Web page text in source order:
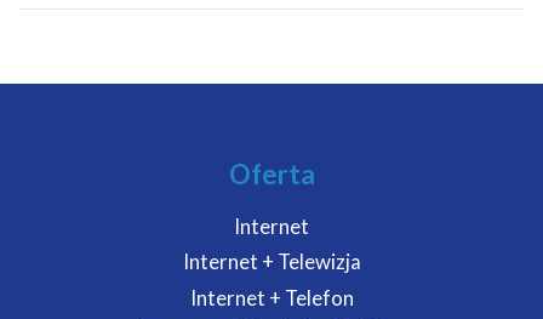
Oferta
Internet
Internet + Telewizja
Internet + Telefon